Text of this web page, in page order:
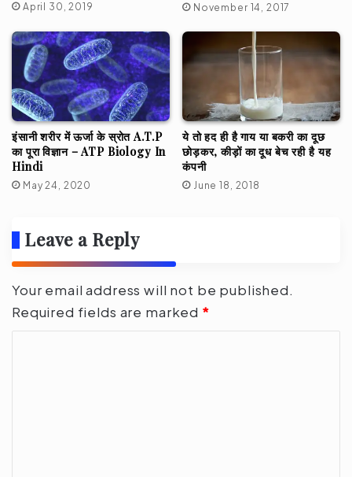
April 30, 2019 November 14, 2017
इंसानी शरीर में ऊर्जा के स्रोत A.T.P
का पूरा विज्ञान – ATP Biology In
Hindi
May 24, 2020
ये तो हद ही है गाय या बकरी का दूछ
छोड़कर, कीड़ों का दूध बेच रही है यह
कंपनी
June 18, 2018
Leave a Reply
Your email address will not be published.
Required fields are marked *